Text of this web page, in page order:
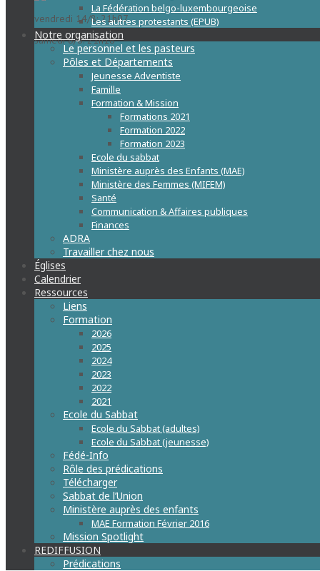
vendredi 14/8: 21h07
samedi 8/8: 21h18
La Fédération belgo-luxembourgeoise
Les autres protestants (EPUB)
Notre organisation
Le personnel et les pasteurs
Pôles et Départements
Jeunesse Adventiste
Famille
Formation & Mission
Formations 2021
Formation 2022
Formation 2023
Ecole du sabbat
Ministère auprès des Enfants (MAE)
Ministère des Femmes (MIFEM)
Santé
Communication & Affaires publiques
Finances
ADRA
Travailler chez nous
Églises
Calendrier
Ressources
Liens
Formation
2026
2025
2024
2023
2022
2021
Ecole du Sabbat
Ecole du Sabbat (adultes)
Ecole du Sabbat (jeunesse)
Fédé-Info
Rôle des prédications
Télécharger
Sabbat de l’Union
Ministère auprès des enfants
MAE Formation Février 2016
Mission Spotlight
REDIFFUSION
Prédications